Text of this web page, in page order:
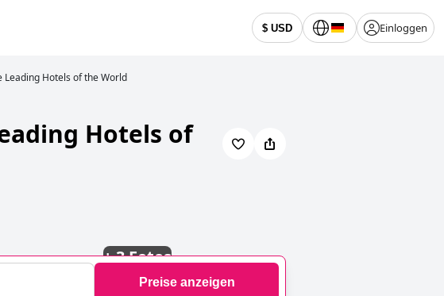
$ USD Einloggen
Leading Hotels of the World
Hotels of
+3 Fotos
Preise anzeigen